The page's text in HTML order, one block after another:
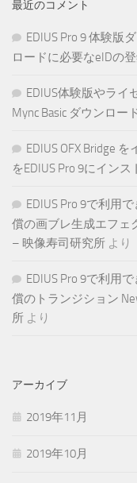
最近のコメント
EDIUS Pro 9 体験版
ロードに必要なeIDの
EDIUS体験版やライ
Mync Basic ダウンロー
EDIUS OFX Bridge
をEDIUS Pro 9にイン
EDIUS Pro 9で利用
償の画ブレ生成エフェ
– 映像寿司研究所 より
EDIUS Pro 9で利用
償のトランジション
所 より
アーカイブ
2019年11月
2019年10月